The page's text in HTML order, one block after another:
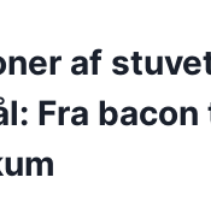
af
Fra bacon